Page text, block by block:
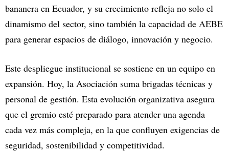
bananera en Ecuador, y su crecimiento refleja no solo el
dinamismo del sector, sino también la capacidad de AEBE
para generar espacios de diálogo, innovación y negocio.
Este despliegue institucional se sostiene en un equipo en
expansión. Hoy, la Asociación suma brigadas técnicas y
personal de gestión. Esta evolución organizativa asegura
que el gremio esté preparado para atender una agenda
cada vez más compleja, en la que confluyen exigencias de
seguridad, sostenibilidad y competitividad.